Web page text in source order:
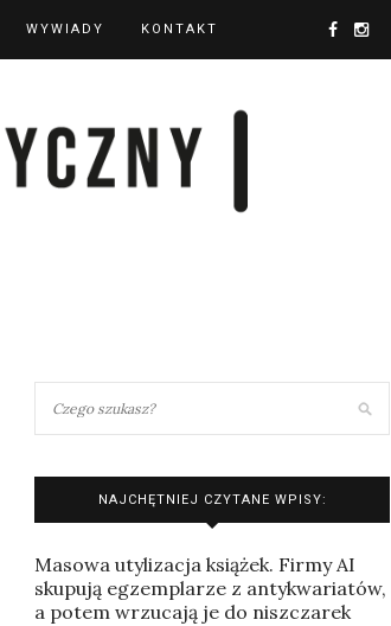
WYWIADY KONTAKT
NAJCHĘTNIEJ CZYTANE WPISY:
Masowa utylizacja książek. Firmy AI
skupują egzemplarze z antykwariatów,
a potem wrzucają je do niszczarek